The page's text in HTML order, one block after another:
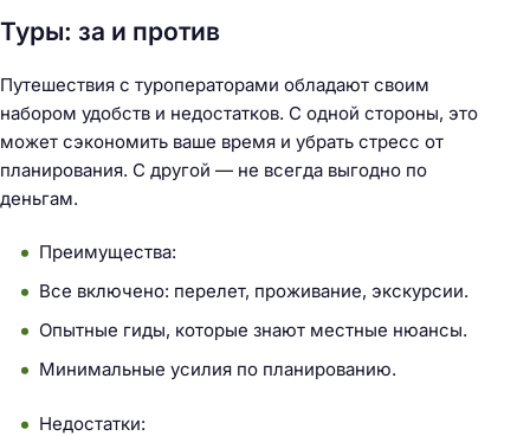
Туры: за и против
Путешествия с туроператорами обладают своим
набором удобств и недостатков. С одной стороны, это
может сэкономить ваше время и убрать стресс от
планирования. С другой — не всегда выгодно по
деньгам.
Преимущества:
Все включено: перелет, проживание, экскурсии.
Опытные гиды, которые знают местные нюансы.
Минимальные усилия по планированию.
Недостатки: